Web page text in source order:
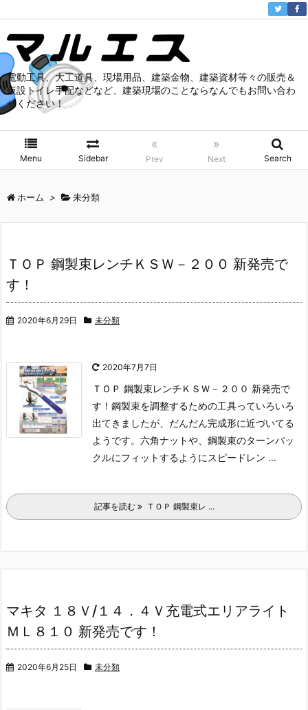
電動工具、大工道具、現場用品、建築金物、建築資材等々の販売＆
仮設トイレ手配などなど、建築現場のことならなんでもお問い合わ
せください！
Menu Sidebar
«
Prev
»
Next Search
ホーム > 未分類
ＴＯＰ 鋼製束レンチＫＳＷ－２００ 新発売で
す！
2020年6月29日 未分類
2020年7月7日
ＴＯＰ 鋼製束レンチＫＳＷ－２００ 新発売で
す！ 鋼製束を調整するための工具っていろいろ
出てきましたが、だんだん完成形に近づいてる
ようです。 六角ナットや、鋼製束のターンバッ
クルにフィットするようにスピードレン ...
記事を読む ＴＯＰ 鋼製束レ ...
マキタ １８Ｖ/１４．４Ｖ充電式エリアライト
ＭＬ８１０ 新発売です！
2020年6月25日 未分類